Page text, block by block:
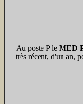
Au poste P le MED
très récent, d'un an,